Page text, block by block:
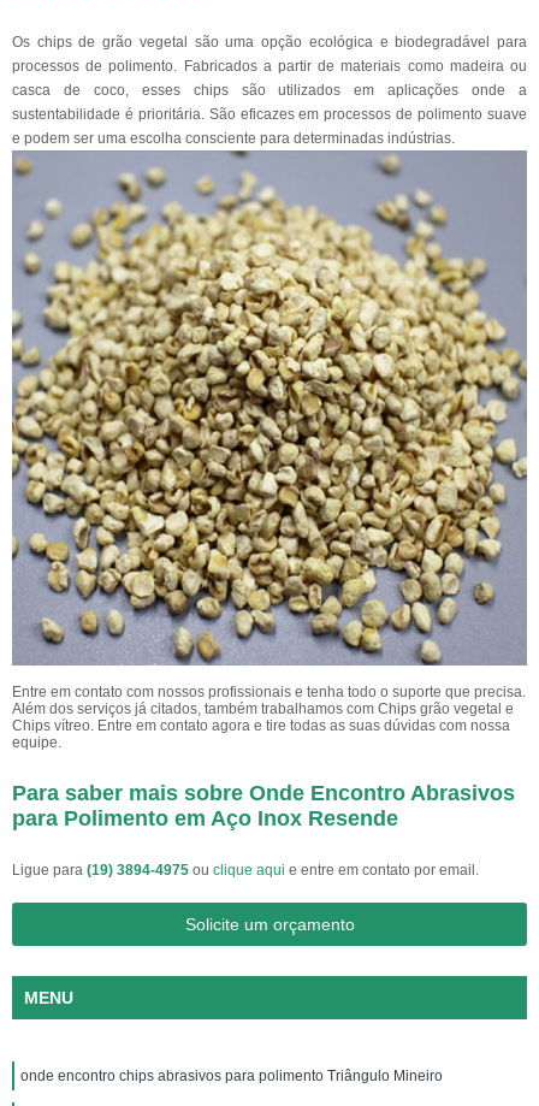
Os chips de grão vegetal são uma opção ecológica e biodegradável para
processos de polimento. Fabricados a partir de materiais como madeira ou
casca de coco, esses chips são utilizados em aplicações onde a
sustentabilidade é prioritária. São eficazes em processos de polimento suave
e podem ser uma escolha consciente para determinadas indústrias.
Entre em contato com nossos profissionais e tenha todo o suporte que precisa.
Além dos serviços já citados, também trabalhamos com Chips grão vegetal e
Chips vítreo. Entre em contato agora e tire todas as suas dúvidas com nossa
equipe.
Para saber mais sobre Onde Encontro Abrasivos
para Polimento em Aço Inox Resende
Ligue para (19) 3894-4975 ou clique aqui e entre em contato por email.
Solicite um orçamento
MENU
onde encontro chips abrasivos para polimento Triângulo Mineiro